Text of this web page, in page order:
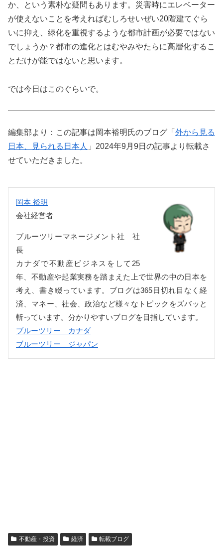
か、という素朴な疑問もあります。災害時にエレベーター
が使えないことを考えればむしろせいぜい20階建てぐら
いに抑え、緑化を重視するような都市計画が必要ではない
でしょうか？都市の進化とはむやみやたらに高層化するこ
とだけが能ではないと思います。
では今日はこのぐらいで。
編集部より：この記事は岡本裕明氏のブログ「 外から見る
日本、見られる日本人 」2024年9月9日の記事より転載さ
せていただきました。
岡本 裕明
会社経営者
ブルーツリーマネージメント社 社
長
カナダで不動産ビジネスをして25
年、不動産や起業実務を踏まえた上で世界の中の日本を
考え、書き綴っています。ブログは365日切れ目なく経
済、マネー、社会、政治など様々なトピックをズバッと
斬っています。分かりやすいブログを目指しています。
ブルーツリー カナダ
ブルーツリー ジャパン
不動産・投資 経済 転載ブログ